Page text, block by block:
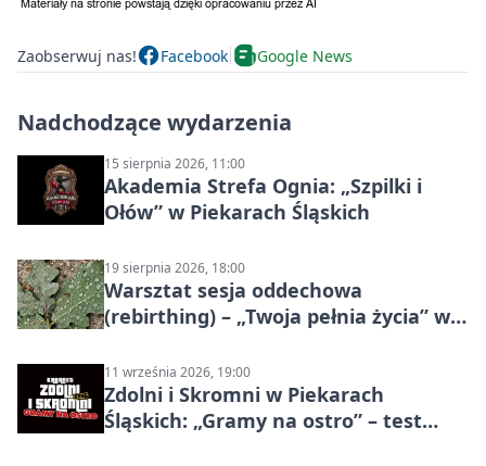
Zaobserwuj nas! Facebook Google News
Nadchodzące wydarzenia
15 sierpnia 2026, 11:00
Akademia Strefa Ognia: „Szpilki i
Ołów” w Piekarach Śląskich
19 sierpnia 2026, 18:00
Warsztat sesja oddechowa
(rebirthing) – „Twoja pełnia życia” w
11 września 2026, 19:00
Zdolni i Skromni w Piekarach
Śląskich: „Gramy na ostro” – test